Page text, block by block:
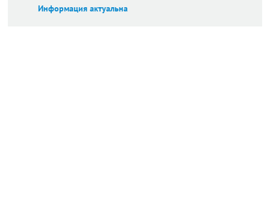
Информация актуальна